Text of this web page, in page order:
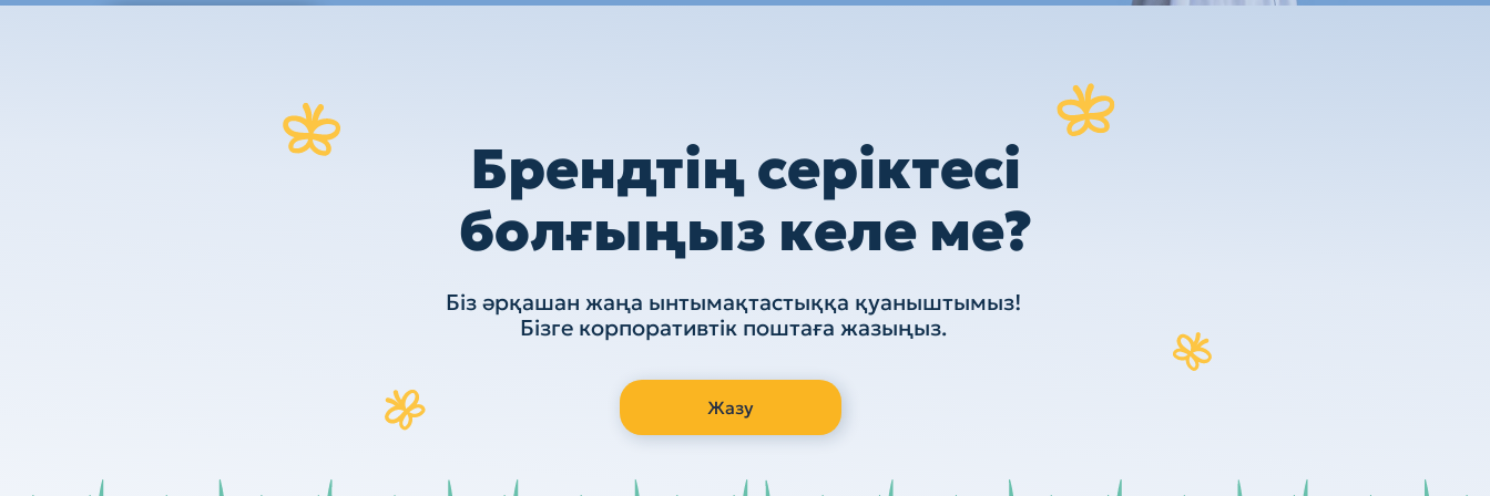
Біз әрқашан жаңа ынтымақтастыққа қуаныштымыз!
Бізге корпоративтік поштаға жазыңыз.
Брендтің серіктесі
болғыңыз келе ме?
Жазу